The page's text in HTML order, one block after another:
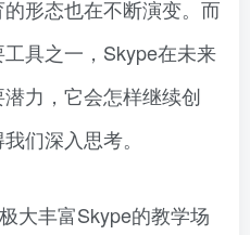
形态也在不断演变。而
具之一，Skype在未来
力，它会怎样继续创
们深入思考。
大丰富Skype的教学场